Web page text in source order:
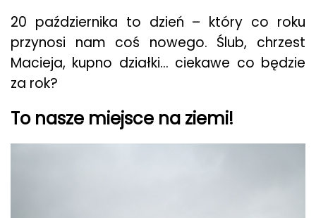
20 października to dzień – który co roku
przynosi nam coś nowego. Ślub, chrzest
Macieja, kupno działki… ciekawe co będzie
za rok?
To nasze miejsce na ziemi!